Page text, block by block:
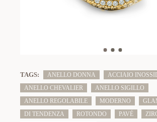
TAGS: ANELLO DONNA
ACCIAIO
ANELLO CHEVALIER
ANELLO SIGILLO
ANELLO REGOLABILE
MODERNO
DI TENDENZA
ROTONDO PAVÉ